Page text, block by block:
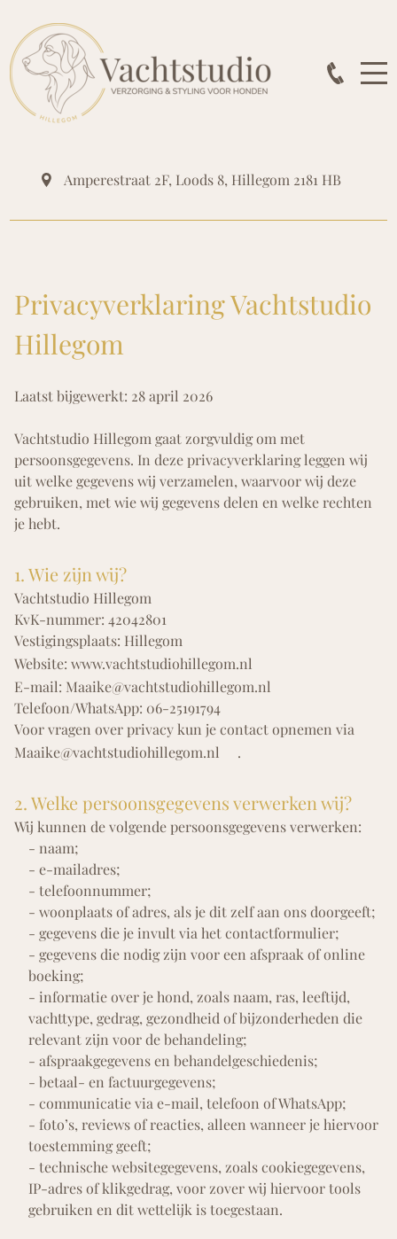
Amperestraat 2F, Loods 8, Hillegom 2181 HB
Privacyverklaring Vachtstudio
Hillegom
Laatst bijgewerkt: 28 april 2026
Vachtstudio Hillegom gaat zorgvuldig om met
persoonsgegevens. In deze privacyverklaring leggen wij
uit welke gegevens wij verzamelen, waarvoor wij deze
gebruiken, met wie wij gegevens delen en welke rechten
je hebt.
1. Wie zijn wij?
Vachtstudio Hillegom
KvK-nummer: 42042801
Vestigingsplaats: Hillegom
Website: www.vachtstudiohillegom.nl
E-mail: Maaike@vachtstudiohillegom.nl
Telefoon/WhatsApp: 06-25191794
Voor vragen over privacy kun je contact opnemen via
Maaike@vachtstudiohillegom.nl
.
2. Welke persoonsgegevens verwerken wij?
Wij kunnen de volgende persoonsgegevens verwerken:
- naam;
- e-mailadres;
- telefoonnummer;
- woonplaats of adres, als je dit zelf aan ons doorgeeft;
- gegevens die je invult via het contactformulier;
- gegevens die nodig zijn voor een afspraak of online
boeking;
- informatie over je hond, zoals naam, ras, leeftijd,
vachttype, gedrag, gezondheid of bijzonderheden die
relevant zijn voor de behandeling;
- afspraakgegevens en behandelgeschiedenis;
- betaal- en factuurgegevens;
- communicatie via e-mail, telefoon of WhatsApp;
- foto’s, reviews of reacties, alleen wanneer je hiervoor
toestemming geeft;
- technische websitegegevens, zoals cookiegegevens,
IP-adres of klikgedrag, voor zover wij hiervoor tools
gebruiken en dit wettelijk is toegestaan.